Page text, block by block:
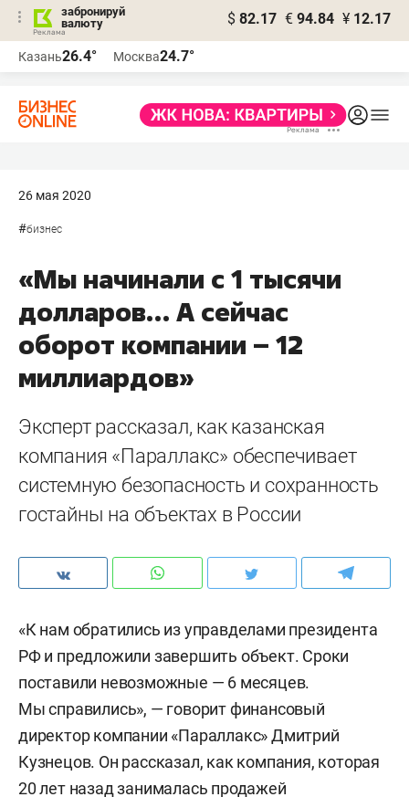
забронируй
валюту
$ 82.17 € 94.84 ¥ 12.17
Казань26.4° Москва24.7°
26 мая 2020
#бизнес
«Мы начинали с 1 тысячи
долларов… А сейчас
оборот компании – 12
миллиардов»
Эксперт рассказал, как казанская
компания «Параллакс» обеспечивает
системную безопасность и сохранность
гостайны на объектах в России
«К нам обратились из управделами президента
РФ и предложили завершить объект. Сроки
поставили невозможные — 6 месяцев.
Мы справились», — говорит финансовый
директор компании «Параллакс» Дмитрий
Кузнецов. Он рассказал, как компания, которая
20 лет назад занималась продажей